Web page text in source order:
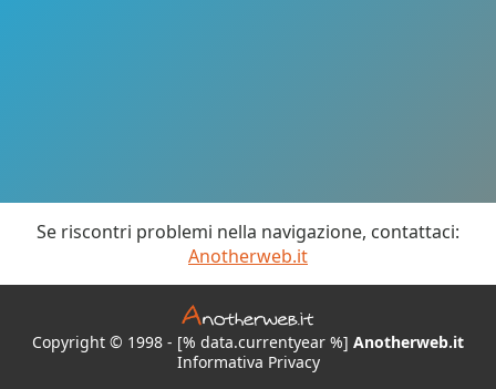
Se riscontri problemi nella navigazione, contattaci:
Anotherweb.it
Copyright © 1998 - [% data.currentyear %] Anotherweb.it
Informativa Privacy